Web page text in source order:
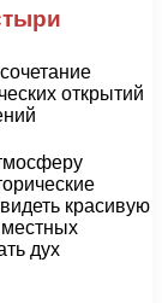
красивую
местных
дух